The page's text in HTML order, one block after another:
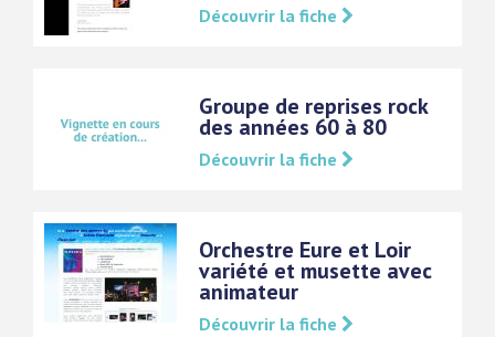
Découvrir la fiche
Groupe de reprises rock
des années 60 à 80
Découvrir la fiche
Orchestre Eure et Loir
variété et musette avec
animateur
Découvrir la fiche